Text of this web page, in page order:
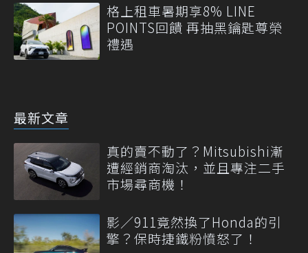
格上租車暑期享8% LINE
POINTS回饋 再抽黑鑰匙尊榮
禮遇
最新文章
真的賣不動了？Mitsubishi漸
遭經銷商淘汰，並且專注二手
市場尋商機！
影／911竟然換了Honda的引
擎？保時捷鐵粉憤怒了！